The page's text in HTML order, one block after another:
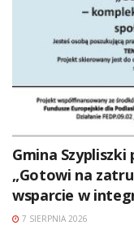
Gmina
„Gotowi na
wsparcie w
7 SIERPNIA 2026